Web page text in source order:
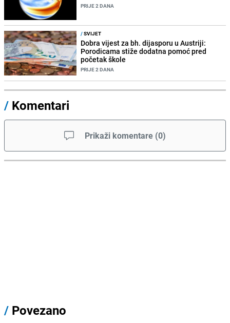
PRIJE 2 DANA
/SVIJET
Dobra vijest za bh. dijasporu u Austriji:
Porodicama stiže dodatna pomoć pred
početak škole
PRIJE 2 DANA
/ Komentari
Prikaži komentare (0)
/ Povezano